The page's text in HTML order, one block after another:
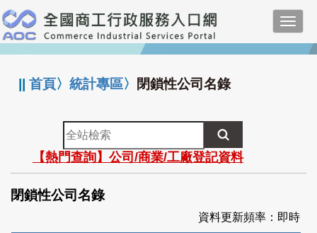
跳
到
主
要
:::
||首頁〉統計專區〉 閉鎖性公司名錄
全
站
檢
索
【熱門查詢】公司/商業/工廠登記資料
閉鎖性公司名錄
資料更新頻率：即時